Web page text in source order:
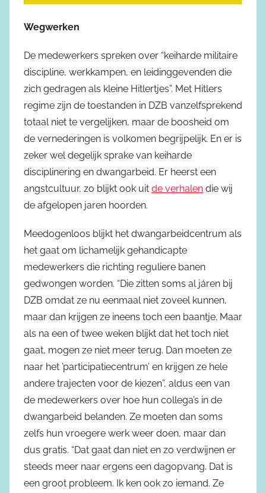
Wegwerken
De medewerkers spreken over “keiharde militaire
discipline, werkkampen, en leidinggevenden die
zich gedragen als kleine Hitlertjes”. Met Hitlers
regime zijn de toestanden in DZB vanzelfsprekend
totaal niet te vergelijken, maar de boosheid om
de vernederingen is volkomen begrijpelijk. En er is
zeker wel degelijk sprake van keiharde
disciplinering en dwangarbeid. Er heerst een
angstcultuur, zo blijkt ook uit de verhalen die wij
de afgelopen jaren hoorden.
Meedogenloos blijkt het dwangarbeidcentrum als
het gaat om lichamelijk gehandicapte
medewerkers die richting reguliere banen
gedwongen worden. “Die zitten soms al járen bij
DZB omdat ze nu eenmaal niet zoveel kunnen,
maar dan krijgen ze ineens toch een baantje. Maar
als na een of twee weken blijkt dat het toch niet
gaat, mogen ze niet meer terug. Dan moeten ze
naar het ’participatiecentrum’ en krijgen ze hele
andere trajecten voor de kiezen”, aldus een van
de medewerkers over hoe hun collega’s in de
dwangarbeid belanden. Ze moeten dan soms
zelfs hun vroegere werk weer doen, maar dan
dus gratis. “Dat gaat dan niet en zo verdwijnen er
steeds meer naar ergens een dagopvang. Dat is
een groot probleem. Ik ken ook zo iemand. Ze